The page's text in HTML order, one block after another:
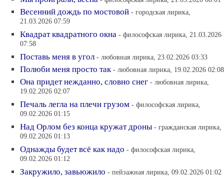
Весенний дождь по мостовой - городская лирика,
21.03.2026 07:59
Квадрат квадратного окна - философская лирика, 21.03.2026
07:58
Поставь меня в угол - любовная лирика, 23.02.2026 03:33
Полюби меня просто так - любовная лирика, 19.02.2026 02:08
Она придет нежданно, словно снег - любовная лирика,
19.02.2026 02:07
Печаль легла на плечи грузом - философская лирика,
09.02.2026 01:15
Над Орлом без конца кружат дроны - гражданская лирика,
09.02.2026 01:13
Однажды будет всё как надо - философская лирика,
09.02.2026 01:12
Закружило, завьюжило - пейзажная лирика, 09.02.2026 01:02